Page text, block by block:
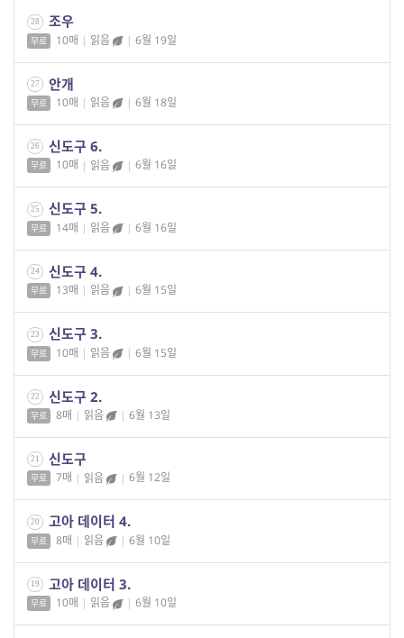
28 조우
무료 10매 | 읽음 | 6월 19일
27 안개
무료 10매 | 읽음 | 6월 18일
26 신도구 6.
무료 10매 | 읽음 | 6월 16일
25 신도구 5.
무료 14매 | 읽음 | 6월 16일
24 신도구 4.
무료 13매 | 읽음 | 6월 15일
23 신도구 3.
무료 10매 | 읽음 | 6월 15일
22 신도구 2.
무료 8매 | 읽음 | 6월 13일
21 신도구
무료 7매 | 읽음 | 6월 12일
20 고아 데이터 4.
무료 8매 | 읽음 | 6월 10일
19 고아 데이터 3.
무료 10매 | 읽음 | 6월 10일